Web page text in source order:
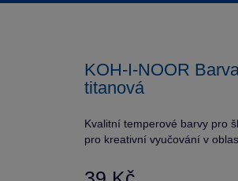
KOH-I-NOOR
titanová
Kvalitní temperové barvy pro
pro kreativní vyučování v